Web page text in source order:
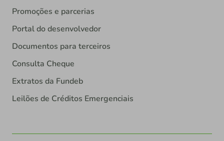
Promoções e parcerias
Portal do desenvolvedor
Documentos para terceiros
Consulta Cheque
Extratos da Fundeb
Leilões de Créditos Emergenciais